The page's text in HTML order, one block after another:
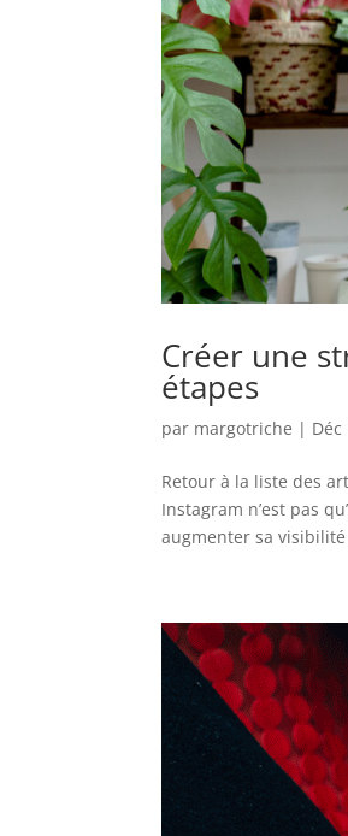
Créer une
étapes
par margotriche | Déc
Retour à la liste des
Instagram n’est pas
augmenter sa visibilité